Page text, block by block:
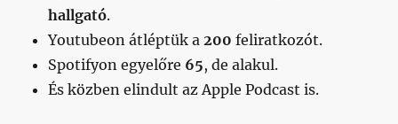
hallgató.
Youtubeon átléptük a 200 feliratkozót.
Spotifyon egyelőre 65, de alakul.
És közben elindult az Apple Podcast is.